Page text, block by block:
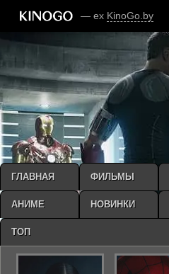
— ex KinoGo.by
ГЛАВНАЯ ФИЛЬМЫ
АНИМЕ НОВИНКИ
ТОП